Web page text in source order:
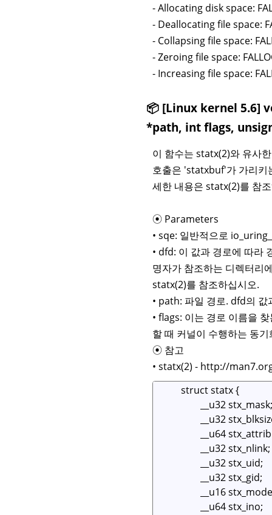
- Allocating disk space:
- Deallocating file space:
- Collapsing file space:
- Zeroing file space:
- Increasing file space:
📦 [Linux kernel 5.6]
*path, int flags,
이 함수는 statx(2)와 유사
호출은 'statxbuf'가 가리키
세한 내용은 statx(2)를 참
⦿ Parameters
• sqe: 일반적으로
• dfd: 이 값과 경로에 따라
명자가 참조하는 디렉터리
statx(2)를 참조하십시오.
• path: 파일 경로. dfd의
• flags: 이는 경로 이름을
할 때 커널이 수행하는 동
⦿ 참고
• statx(2) - http://